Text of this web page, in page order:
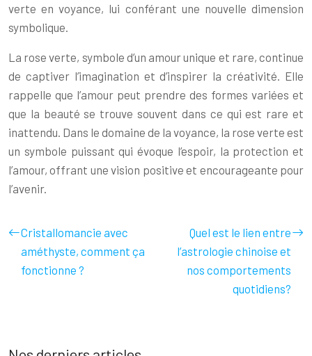
verte en voyance, lui conférant une nouvelle dimension
symbolique.
La rose verte, symbole d’un amour unique et rare, continue
de captiver l’imagination et d’inspirer la créativité. Elle
rappelle que l’amour peut prendre des formes variées et
que la beauté se trouve souvent dans ce qui est rare et
inattendu. Dans le domaine de la voyance, la rose verte est
un symbole puissant qui évoque l’espoir, la protection et
l’amour, offrant une vision positive et encourageante pour
l’avenir.
Cristallomancie avec
améthyste, comment ça
fonctionne ?
Quel est le lien entre
l’astrologie chinoise et
nos comportements
quotidiens?